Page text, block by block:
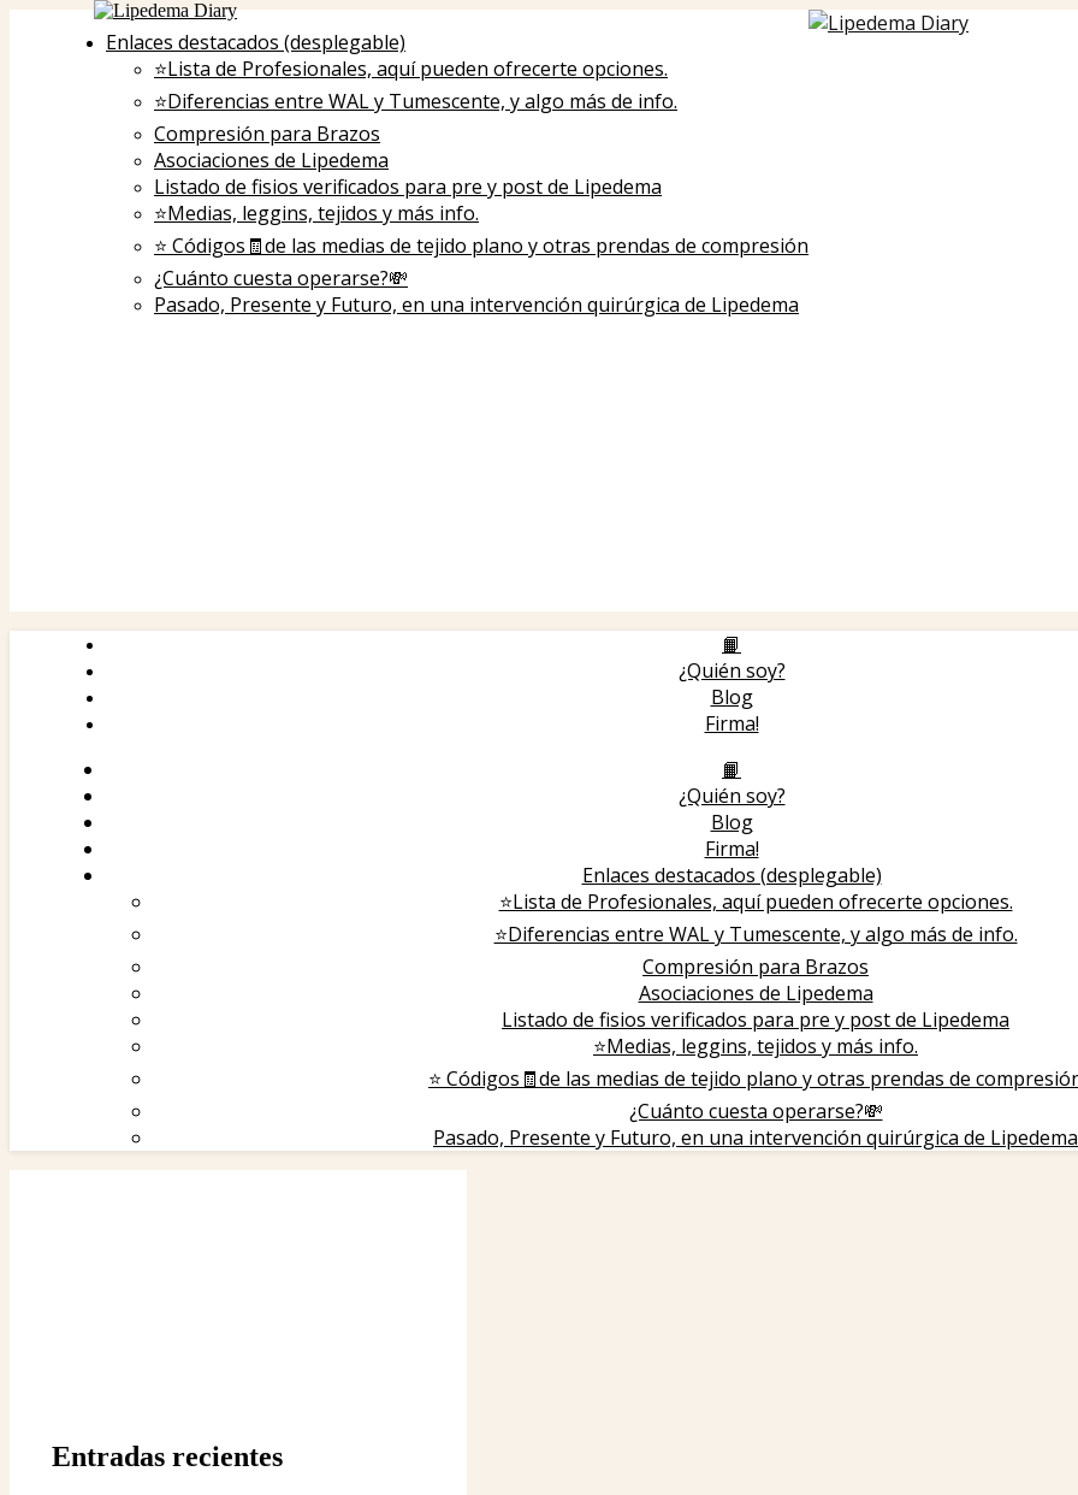
Enlaces destacados (desplegable)
⭐Lista de Profesionales, aquí pueden ofrecerte opciones.
⭐️Diferencias entre WAL y Tumescente, y algo más de info.
Compresión para Brazos
Asociaciones de Lipedema
Listado de fisios verificados para pre y post de Lipedema
⭐️Medias, leggins, tejidos y más info.
⭐️ Códigos🧾de las medias de tejido plano y otras prendas de compresión
¿Cuánto cuesta operarse?💸
Pasado, Presente y Futuro, en una intervención quirúrgica de Lipedema
📙
¿Quién soy?
Blog
Firma!
📙
¿Quién soy?
Blog
Firma!
Enlaces destacados (desplegable)
⭐Lista de Profesionales, aquí pueden ofrecerte opciones.
⭐️Diferencias entre WAL y Tumescente, y algo más de info.
Compresión para Brazos
Asociaciones de Lipedema
Listado de fisios verificados para pre y post de Lipedema
⭐️Medias, leggins, tejidos y más info.
⭐️ Códigos🧾de las medias de tejido plano y otras prendas de
¿Cuánto cuesta operarse?💸
Pasado, Presente y Futuro, en una intervención quirúrgica de Lipedema
Entradas recientes